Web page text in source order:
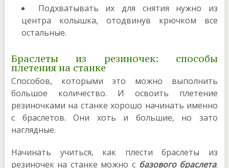
Подхватывать их для снятия нужно из
центра колышка, отодвинув крючком все
остальные.
Браслеты из резиночек: способы
плетения на станке
Способов, которыми это можно выполнить
большое количество. И освоить плетение
резиночками на станке хорошо начинать именно
с браслетов. Они хоть и большие, но зато
наглядные.
Начинать учиться, как плести браслеты из
резиночек на станке можно с базового браслета.